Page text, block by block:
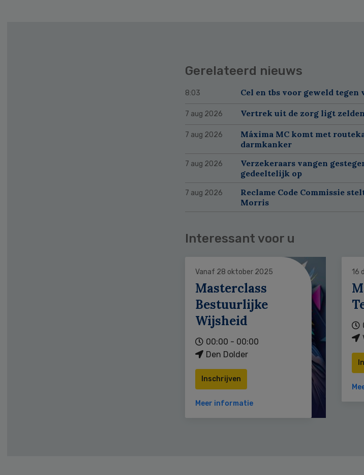
Gerelateerd nieuws
8:03 Cel en tbs voor geweld
7 aug 2026 Vertrek uit de zorg ligt
7 aug 2026
Máxima MC komt met
darmkanker
7 aug 2026
Verzekeraars vangen
gedeeltelijk op
7 aug 2026
Reclame Code Commissie
Morris
Interessant voor u
Vanaf 28 oktober 2025
Masterclass
Bestuurlijke
Wijsheid
00:00 - 00:00
Den Dolder
Inschrijven
Meer informatie
16